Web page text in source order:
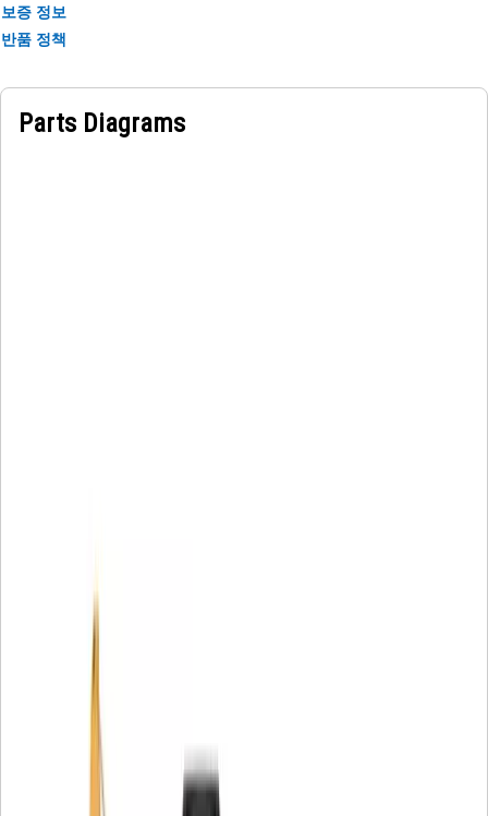
보증 정보
반품 정책
Parts Diagrams